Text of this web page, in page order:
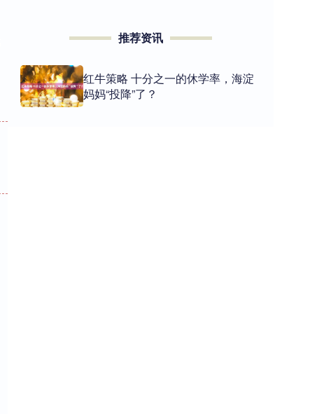
推荐资讯
红牛策略 十分之一的休学率，海淀
妈妈“投降”了？